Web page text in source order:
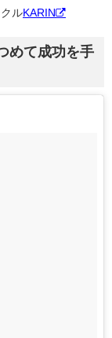
ルKARIN
めて成功を手